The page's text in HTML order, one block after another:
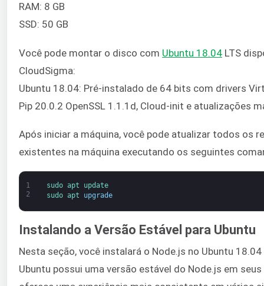
RAM: 8 GB
SSD: 50 GB
Você pode montar o disco com Ubuntu 18.04 LTS
CloudSigma:
Ubuntu 18.04: Pré-instalado de 64 bits com drivers
Pip 20.0.2 OpenSSL 1.1.1d, Cloud-init e atualizações
Após iniciar a máquina, você pode atualizar todos os
existentes na máquina executando os seguintes
1
2
sudo apt
update
sudo apt upgrade
Instalando a Versão Estável para Ubuntu
Nesta seção, você instalará o Node.js no Ubuntu 18.04
Ubuntu possui uma versão estável do Node.js em